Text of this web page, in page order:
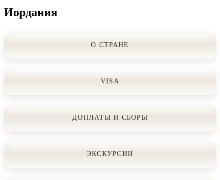
Иордания
О СТРАНЕ
VISA
ДОПЛАТЫ И СБОРЫ
ЭКСКУРСИИ